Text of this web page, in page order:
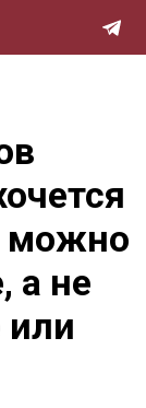
можно
а не
или